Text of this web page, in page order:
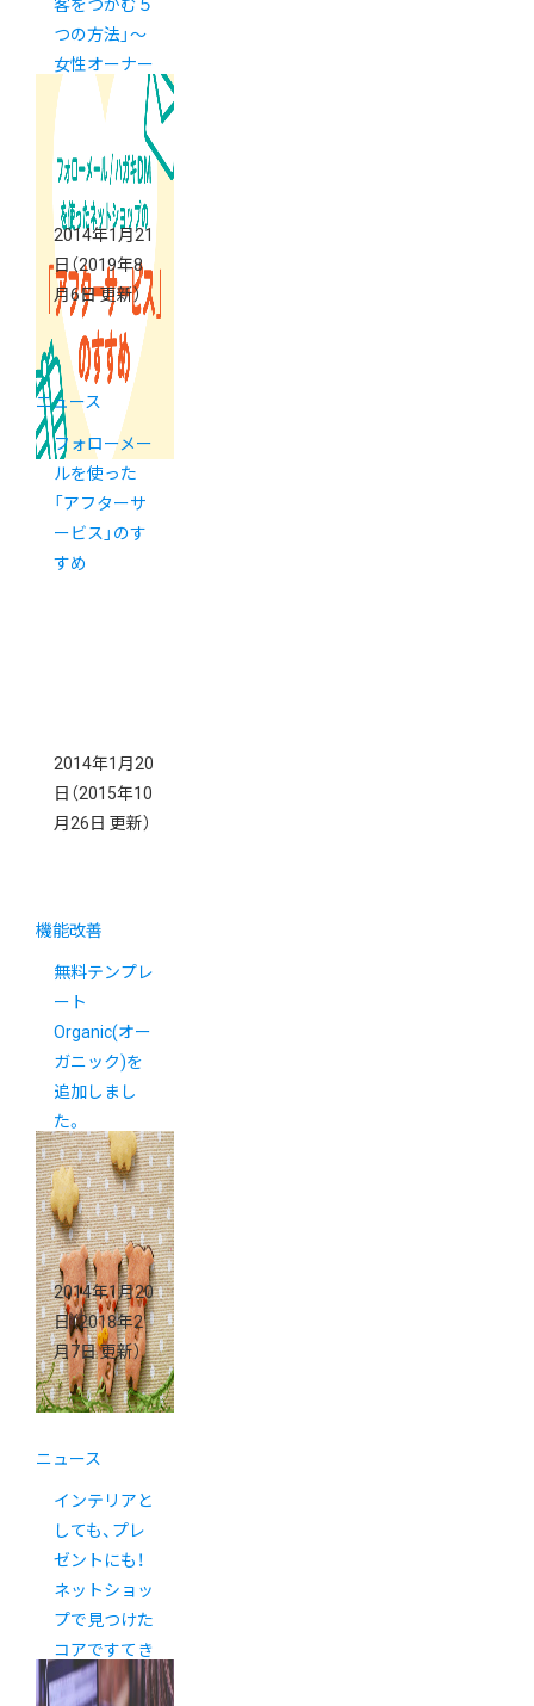
客をつかむ５
つの方法」～
女性オーナー
お茶会（２）
2014年1月21
日 （2019年8
月6日 更新）
ニュース
フォローメー
ルを使った
「アフターサ
ービス」のす
すめ
2014年1月20
日 （2015年10
月26日 更新）
機能改善
無料テンプレ
ート
Organic(オー
ガニック)を
追加しまし
た。
2014年1月20
日（2018年2
月7日 更新）
ニュース
インテリアと
しても、プレ
ゼントにも！
ネットショッ
プで見つけた
コアですてき
な「絵本屋さ